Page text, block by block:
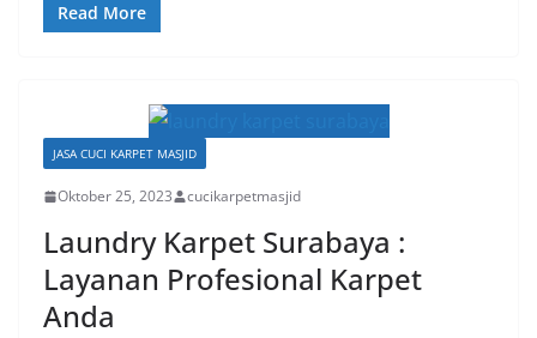
Read More
JASA CUCI KARPET MASJID
Oktober 25, 2023 cucikarpetmasjid
Laundry Karpet Surabaya :
Layanan Profesional Karpet
Anda